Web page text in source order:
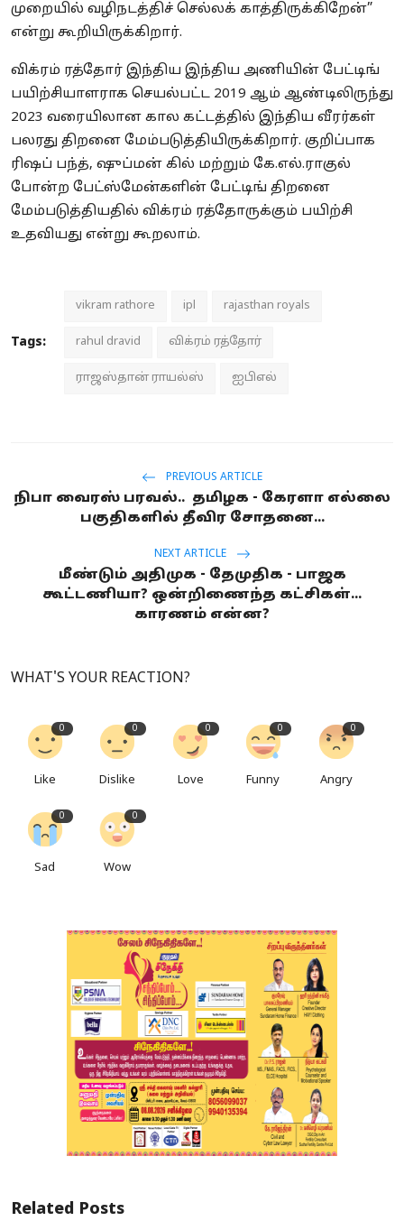
முறையில் வழிநடத்திச் செல்லக் காத்திருக்கிறேன்”
என்று கூறியிருக்கிறார்.
விக்ரம் ரத்தோர் இந்திய இந்திய அணியின் பேட்டிங்
பயிற்சியாளராக செயல்பட்ட 2019 ஆம் ஆண்டிலிருந்து
2023 வரையிலான கால கட்டத்தில் இந்திய வீரர்கள்
பலரது திறனை மேம்படுத்தியிருக்கிறார். குறிப்பாக
ரிஷப் பந்த், ஷுப்மன் கில் மற்றும் கே.எல்.ராகுல்
போன்ற பேட்ஸ்மேன்களின் பேட்டிங் திறனை
மேம்படுத்தியதில் விக்ரம் ரத்தோருக்கும் பயிற்சி
உதவியது என்று கூறலாம்.
Tags:
vikram rathore ipl rajasthan royals
rahul dravid விக்ரம் ரத்தோர்
ராஜஸ்தான் ராயல்ஸ் ஐபிஎல்
PREVIOUS ARTICLE
நிபா வைரஸ் பரவல்.. தமிழக - கேரளா எல்லை
பகுதிகளில் தீவிர சோதனை...
NEXT ARTICLE
மீண்டும் அதிமுக - தேமுதிக - பாஜக
கூட்டணியா? ஒன்றிணைந்த கட்சிகள்...
காரணம் என்ன?
WHAT'S YOUR REACTION?
0
Like
0
Dislike
0
Love
0
Funny
0
Angry
0
Sad
0
Wow
Related Posts